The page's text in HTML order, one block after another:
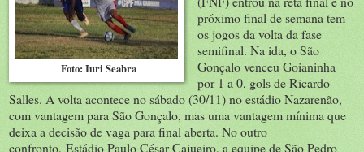
Foto: Iuri Seabra
próximo final de semana tem
os jogos da volta da fase
semifinal. Na ida, o São
Gonçalo venceu Goianinha
por 1 a 0, gols de Ricardo
Salles. A volta acontece no sábado (30/11) no estádio Nazarenão,
com vantagem para São Gonçalo, mas uma vantagem mínima que
deixa a decisão de vaga para final aberta. No outro
confronto, Estádio Paulo César Cajueiro, a equipe de São Pedro